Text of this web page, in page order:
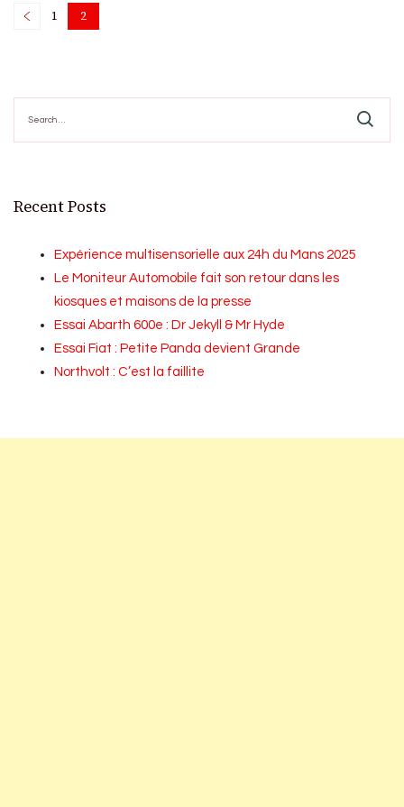
Posts
Page
1 Page
2
for:
Recent Posts
Expérience multisensorielle aux 24h du Mans 2025
Le Moniteur Automobile fait son retour dans les
kiosques et maisons de la presse
Essai Abarth 600e : Dr Jekyll & Mr Hyde
Essai Fiat : Petite Panda devient Grande
Northvolt : C’est la faillite